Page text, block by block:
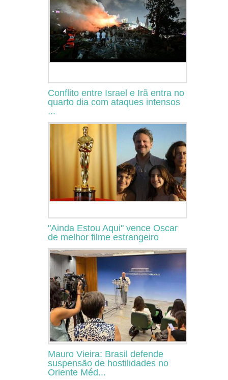
Conflito entre Israel e Irã entra no
quarto dia com ataques intensos
...
"Ainda Estou Aqui" vence Oscar
de melhor filme estrangeiro
Mauro Vieira: Brasil defende
suspensão de hostilidades no
Oriente Méd...